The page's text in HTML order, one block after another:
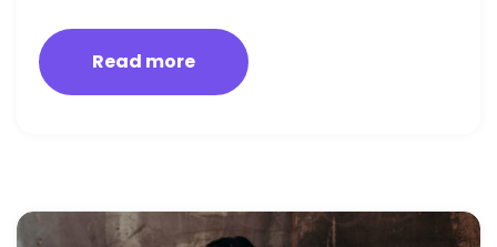
Read more